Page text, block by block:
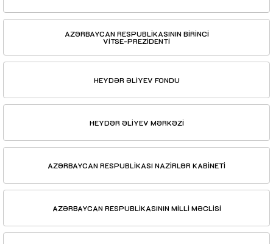
AZƏRBAYCAN RESPUBLİKASININ BİRİNCİ
VİTSE-PREZİDENTİ
HEYDƏR ƏLİYEV FONDU
HEYDƏR ƏLİYEV MƏRKƏZİ
AZƏRBAYCAN RESPUBLİKASI NAZİRLƏR KABİNETİ
AZƏRBAYCAN RESPUBLİKASININ MİLLİ MƏCLİSİ